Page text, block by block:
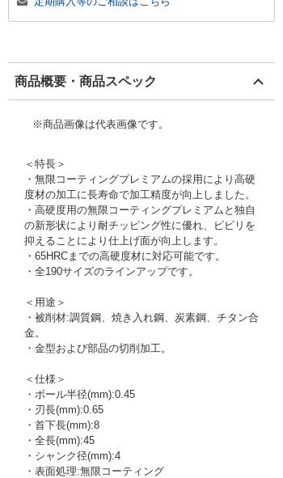
商品概要・商品スペック
※商品画像は代表画像です。
＜特長＞
・無限コーティングプレミアムの採用により高硬
度材の加工に長寿命で加工精度が向上しました。
・高硬度用の無限コーティングプレミアムと独自
の新形状により耐チッピング性に優れ、ビビリを
抑えることにより仕上げ面が向上します。
・65HRCまでの高硬度材に対応可能です。
・全190サイズのラインアップです。
＜用途＞
・被削材:調質鋼、焼き入れ鋼、炭素鋼、チタン合
金。
・金型および部品の切削加工。
＜仕様＞
・ボール半径(mm):0.45
・刃長(mm):0.65
・首下長(mm):8
・全長(mm):45
・シャンク径(mm):4
・表面処理:無限コーティング